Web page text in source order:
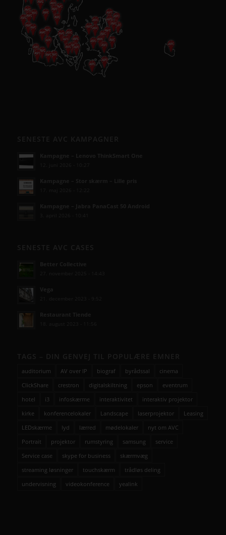
auditorium AV over IP biograf byrådssal
cinema
ClickShare
crestron digitalskiltning epson
eventrum
hotel
i3 infoskærme interaktivitet
interaktiv projektor
kirke
konferencelokaler Landscape laserprojektor
Leasing
LEDskærme
lyd lærred mødelokaler
nyt om AVC
Portrait
projektor rumstyring samsung
service
Service case
skype for business
skærmvæg
streaming løsninger
touchskærm
trådløs deling
undervisning
videokonference yealink